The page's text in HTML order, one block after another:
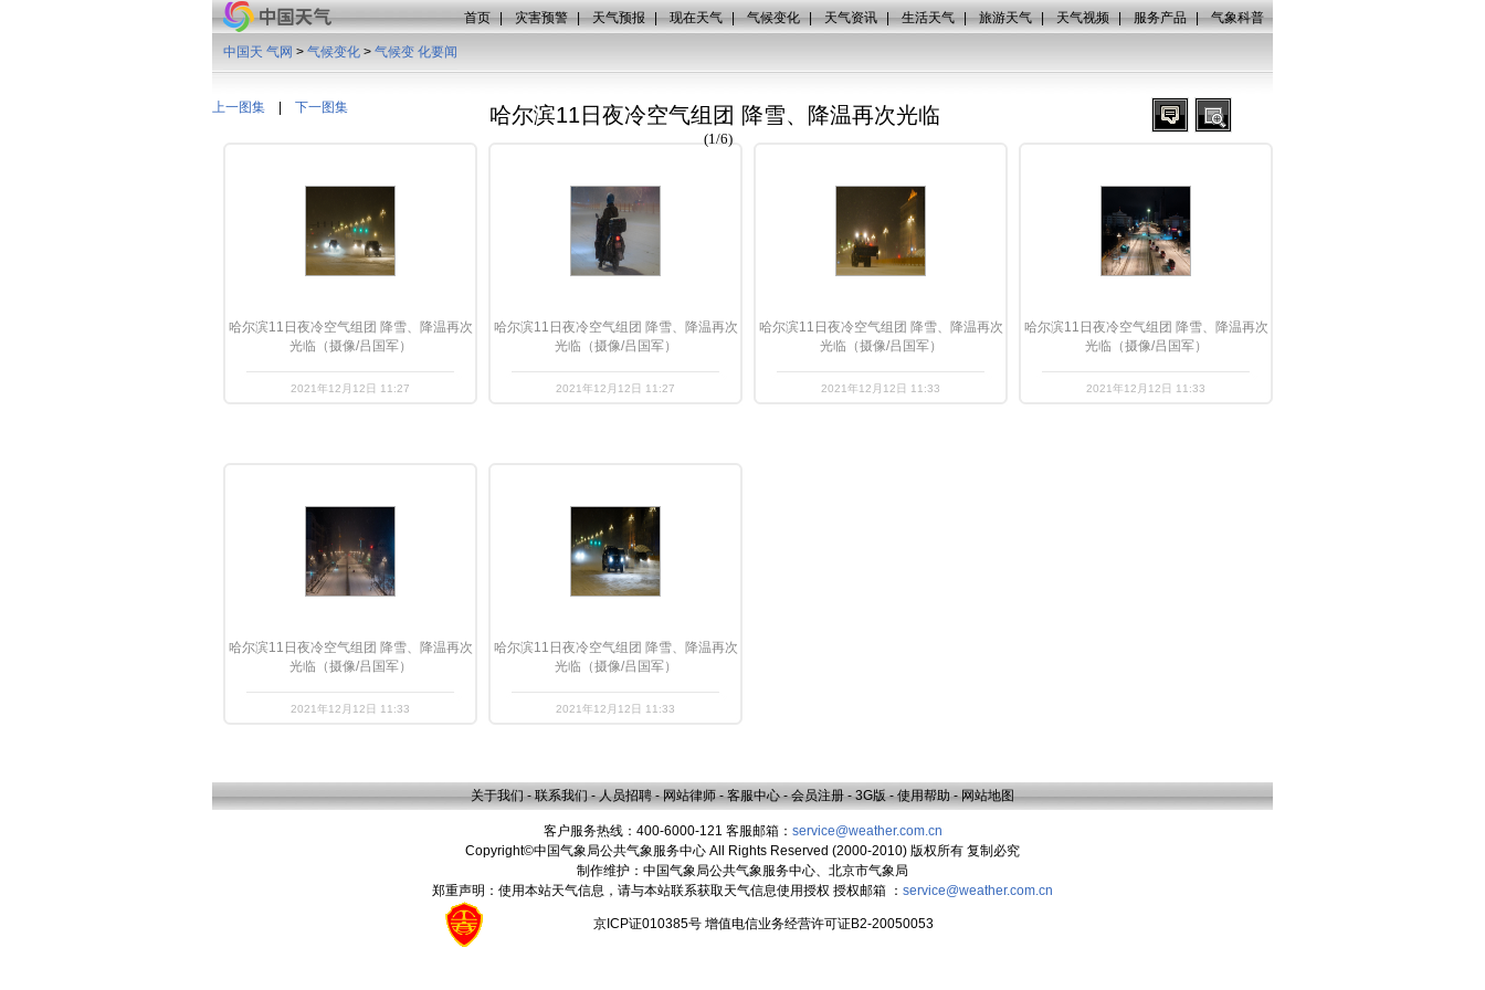
首页 | 灾害预警 | 天气预报 | 现在天气 | 气候变化 | 天气资讯 | 生活天气 | 旅游天气 | 天气视频 | 服务产品 | 气象科普
上一图集 下一图集
中国天 气网 > 气候变化 > 气候变 化要闻
哈尔滨11日夜冷空气组团 降雪、降温再次光临
(1/6)
哈尔滨11日夜冷空气组团 降雪、降温再次
光临（摄像/吕国军）
2021年12月12日 11:27
哈尔滨11日夜冷空气组团 降雪、降温再次
光临（摄像/吕国军）
2021年12月12日 11:27
哈尔滨11日夜冷空气组团 降雪、降温再次
光临（摄像/吕国军）
2021年12月12日 11:33
哈尔滨11日夜冷空气组团 降雪、降温再次
光临（摄像/吕国军）
2021年12月12日 11:33
哈尔滨11日夜冷空气组团 降雪、降温再次
光临（摄像/吕国军）
2021年12月12日 11:33
哈尔滨11日夜冷空气组团 降雪、降温再次
光临（摄像/吕国军）
2021年12月12日 11:33
关于我们 - 联系我们 - 人员招聘 - 网站律师 - 客服中心 - 会员注册 - 3G版 - 使用帮助 - 网站地图
客户服务热线：400-6000-121 客服邮箱： service@weather.com.cn
Copyright©中国气象局公共气象服务中心 All Rights Reserved (2000-2010) 版权所有 复制必究
制作维护：中国气象局公共气象服务中心、北京市气象局
郑重声明：使用本站天气信息，请与本站联系获取天气信息使用授权 授权邮箱 ： service@weather.com.cn
京ICP证010385号 增值电信业务经营许可证B2-20050053